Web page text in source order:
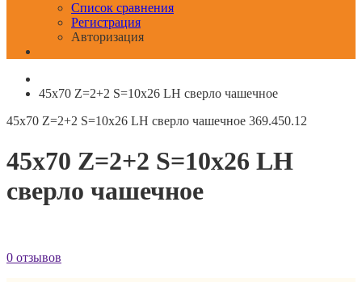
Список сравнения
Регистрация
Авторизация
45x70 Z=2+2 S=10x26 LH сверло чашечное
45x70 Z=2+2 S=10x26 LH сверло чашечное 369.450.12
45x70 Z=2+2 S=10x26 LH
сверло чашечное
0 отзывов